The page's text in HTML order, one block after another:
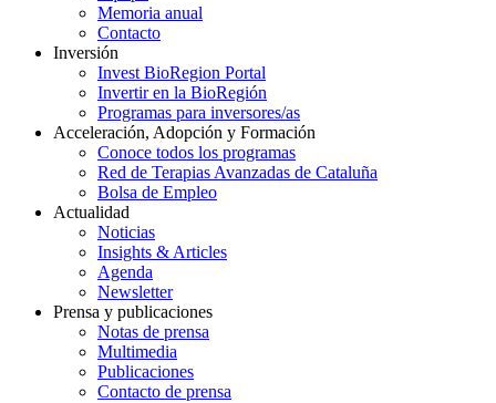
Memoria anual
Contacto
Inversión
Invest BioRegion Portal
Invertir en la BioRegión
Programas para inversores/as
Acceleración, Adopción y Formación
Conoce todos los programas
Red de Terapias Avanzadas de Cataluña
Bolsa de Empleo
Actualidad
Noticias
Insights & Articles
Agenda
Newsletter
Prensa y publicaciones
Notas de prensa
Multimedia
Publicaciones
Contacto de prensa